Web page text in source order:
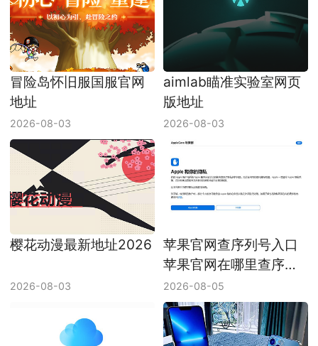
冒险岛怀旧服国服官网
地址
2026-08-03
aimlab瞄准实验室网页
版地址
2026-08-03
樱花动漫最新地址2026
2026-08-03
苹果官网查序列号入口
苹果官网在哪里查序列
号
2026-08-05